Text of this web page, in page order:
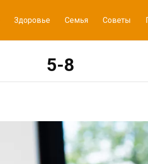
Здоровье Семья Советы
5-8